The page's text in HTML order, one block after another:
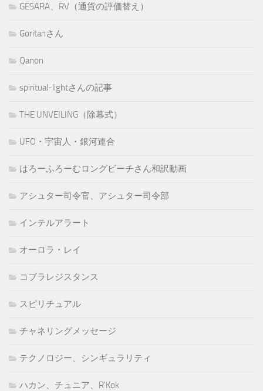
GESARA、RV（通貨の評価替え）
Goritanさん
Qanon
spiritual-lightさんの記事
THE UNVEILING（除幕式）
UFO・宇宙人・銀河連合
はろーふろーむロングビーチさん和訳動画
アシュター司令官、アシュター司令部
インテルアラート
オーロラ・レイ
コブラレジスタンス
スピリチュアル
チャネリングメッセージ
テクノロジー、シンギュラリティ
ハカン、チュニア、R'Kok